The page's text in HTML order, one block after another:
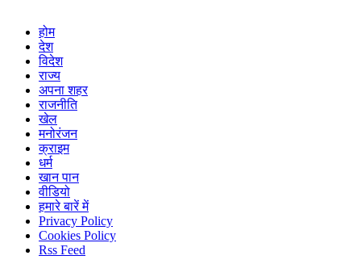
होम
देश
विदेश
राज्य
अपना शहर
राजनीति
खेल
मनोरंजन
क्राइम
धर्म
खान पान
वीडियो
हमारे बारें में
Privacy Policy
Cookies Policy
Rss Feed